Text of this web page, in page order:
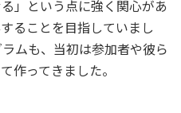
」という点に強く関心があ
ることを目指していまし
ムも、当初は参加者や彼ら
作ってきました。